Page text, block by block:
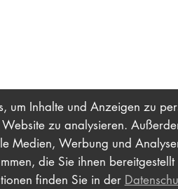
um Inhalte und Anzeigen zu
zu analysieren.
Medien, Werbung und
die Sie ihnen
finden Sie in der